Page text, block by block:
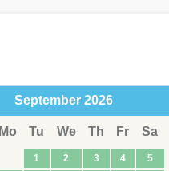
September 2026
Mo Tu We Th Fr Sa
1 2 3 4
5